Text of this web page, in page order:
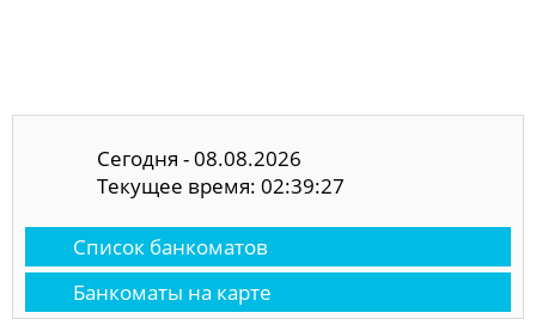
Сегодня - 08.08.2026
Текущее время: 02:39:28
Список банкоматов
Банкоматы на карте